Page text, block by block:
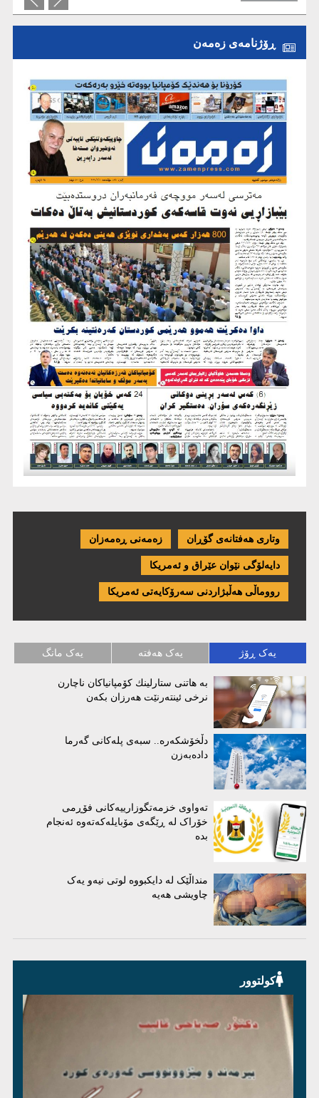
ڕۆژنامەی زەمەن
وتاری هەفتانەی گۆڕان زەمەنی ڕەمەزان
دایەلۆگی نێوان عێراق و ئەمریكا
رووماڵی هەڵبژاردنی سەرۆکایەتی ئەمریکا
یەک ڕۆژ یەک هەفتە یەک مانگ
بە هاتنی ستارلینك كۆمپانیاكان ناچارن
نرخی ئینتەرنێت هەرزان بكەن
دڵخۆشکەرە.. سبەی پلەکانی گەرما
دادەبەزن
تەواوی خزمەتگوزارییەکانی فۆڕمی
خۆراک لە ڕێگەی مۆبایلەکەتەوە ئەنجام
بدە
منداڵێک لە دایکبووە لوتی نیەو یەک
چاویشی هەیە
کولتوور